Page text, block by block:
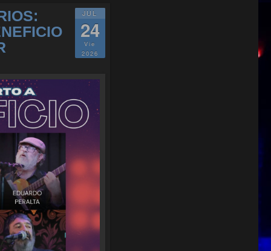
JUL
24
Vie
2026